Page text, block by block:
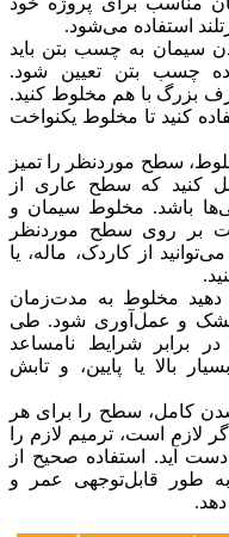
استفاده می‌شود.
سیمان به چسب بتن باید
چسب بتن تعیین شود.
بزرگ با هم مخلوط کنید.
کنید تا مخلوط یکنواخت
سطح موردنظر را تمیز
کنید که سطح عاری از
باشد. مخلوط سیمان و
بر روی سطح موردنظر
از کاردک، ماله، یا
دهید مخلوط به مدت‌زمان
خشک و عمل‌آوری شود. طی
برابر شرایط نامساعد
بالا یا پایین، و تابش
کامل، سطح را برای هر
لازم است، ترمیم لازم را
آید. استفاده صحیح از
طور قابل‌توجهی عمر و